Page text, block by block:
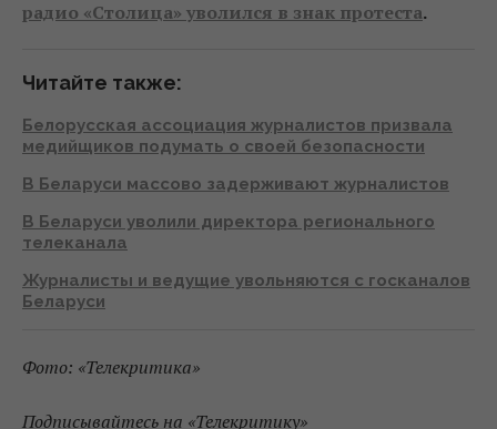
радио «Столица» уволился в знак протеста.
Читайте также:
Белорусская ассоциация журналистов призвала
медийщиков подумать о своей безопасности
В Беларуси массово задерживают журналистов
В Беларуси уволили директора регионального
телеканала
Журналисты и ведущие увольняются с госканалов
Беларуси
Фото: «Телекритика»
Подписывайтесь на «Телекритику»